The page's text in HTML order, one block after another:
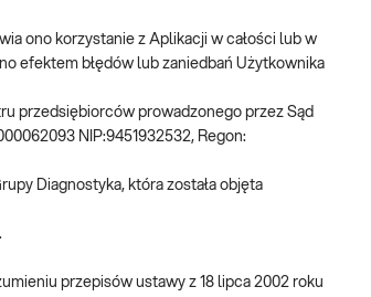
ono korzystanie z Aplikacji w całości lub w
efektem błędów lub zaniedbań Użytkownika
przedsiębiorców prowadzonego przez Sąd
NIP:9451932532, Regon:
Diagnostyka, która została objęta
przepisów ustawy z 18 lipca 2002 roku